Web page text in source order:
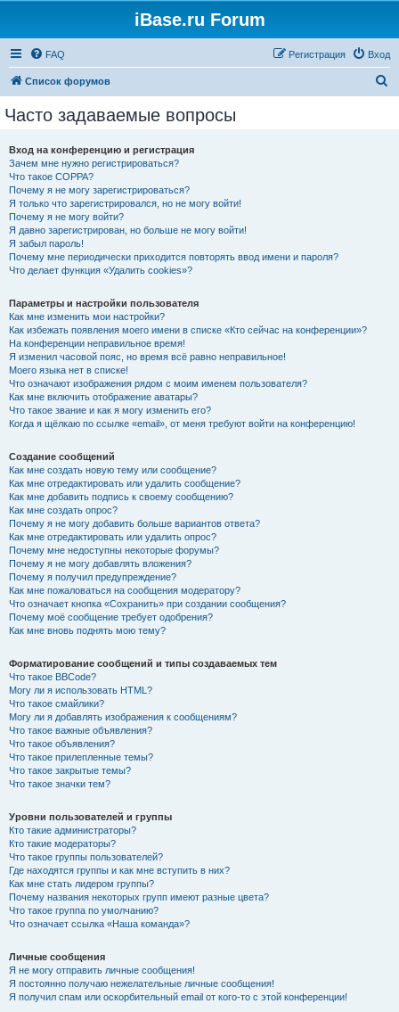
iBase.ru Forum
FAQ Вход
Регистрация
Список форумов
Часто задаваемые вопросы
Вход на конференцию и регистрация
Зачем мне нужно регистрироваться?
Что такое COPPA?
Почему я не могу зарегистрироваться?
Я только что зарегистрировался, но не могу войти!
Почему я не могу войти?
Я давно зарегистрирован, но больше не могу войти!
Я забыл пароль!
Почему мне периодически приходится повторять ввод имени и пароля?
Что делает функция «Удалить cookies»?
Параметры и настройки пользователя
Как мне изменить мои настройки?
Как избежать появления моего имени в списке «Кто сейчас на конференции»?
На конференции неправильное время!
Я изменил часовой пояс, но время всё равно неправильное!
Моего языка нет в списке!
Что означают изображения рядом с моим именем пользователя?
Как мне включить отображение аватары?
Что такое звание и как я могу изменить его?
Когда я щёлкаю по ссылке «email», от меня требуют войти на конференцию!
Создание сообщений
Как мне создать новую тему или сообщение?
Как мне отредактировать или удалить сообщение?
Как мне добавить подпись к своему сообщению?
Как мне создать опрос?
Почему я не могу добавить больше вариантов ответа?
Как мне отредактировать или удалить опрос?
Почему мне недоступны некоторые форумы?
Почему я не могу добавлять вложения?
Почему я получил предупреждение?
Как мне пожаловаться на сообщения модератору?
Что означает кнопка «Сохранить» при создании сообщения?
Почему моё сообщение требует одобрения?
Как мне вновь поднять мою тему?
Форматирование сообщений и типы создаваемых тем
Что такое BBCode?
Могу ли я использовать HTML?
Что такое смайлики?
Могу ли я добавлять изображения к сообщениям?
Что такое важные объявления?
Что такое объявления?
Что такое прилепленные темы?
Что такое закрытые темы?
Что такое значки тем?
Уровни пользователей и группы
Кто такие администраторы?
Кто такие модераторы?
Что такое группы пользователей?
Где находятся группы и как мне вступить в них?
Как мне стать лидером группы?
Почему названия некоторых групп имеют разные цвета?
Что такое группа по умолчанию?
Что означает ссылка «Наша команда»?
Личные сообщения
Я не могу отправить личные сообщения!
Я постоянно получаю нежелательные личные сообщения!
Я получил спам или оскорбительный email от кого-то с этой конференции!